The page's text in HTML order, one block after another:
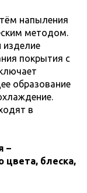
напыления
методом.
изделие
покрытия с
образование
в
–
цвета, блеска,